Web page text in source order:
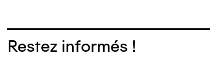
Restez informés !